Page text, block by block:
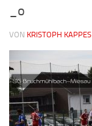
_o
VON KRISTOPH KAPPES